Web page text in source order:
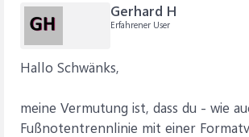
Gerhard H
Erfahrener User
Hallo Schwänks,
meine Vermutung ist, dass du - wie
Fußnotentrennlinie mit einer